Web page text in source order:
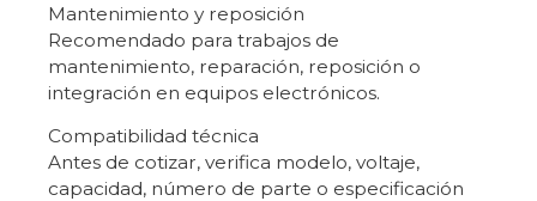
Mantenimiento y reposición
Recomendado para trabajos de
mantenimiento, reparación, reposición o
integración en equipos electrónicos.
Compatibilidad técnica
Antes de cotizar, verifica modelo, voltaje,
capacidad, número de parte o especificación